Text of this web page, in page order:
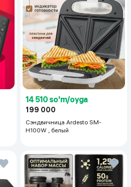
14 510 so'm/oyga
199 000
Сэндвичница Ardesto SM-
H100W , белый